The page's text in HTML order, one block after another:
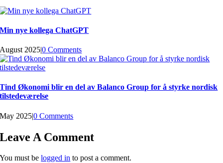
–
har
å
Min nye kollega ChatGPT
August 2025|0 Comments
Tind Økonomi blir en del av Balanco Group for å styrke nordisk
tilstedeværelse
May 2025|0 Comments
Leave A Comment
You must belogged in to post a comment.